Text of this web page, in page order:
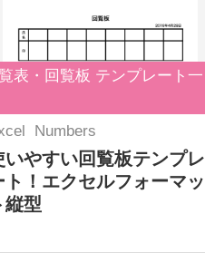
表・回覧板 テンプレート一
Numbers
いやすい回覧板テンプレ
ト！エクセルフォーマッ
縦型